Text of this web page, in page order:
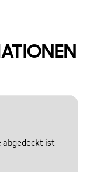
abgedeckt ist